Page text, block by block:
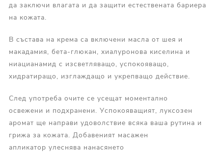
да заключи влагата и да защити естествената бариера
на кожата.
В състава на крема са включени масла от шея и
макадамия, бета-глюкан, хиалуронова киселина и
ниацианамид с изсветляващо, успокояващо,
хидратиращо, изглаждащо и укрепващо действие.
След употреба очите се усещат моментално
освежени и подхранени. Успокояващият, луксозен
аромат ще направи удоволствие всяка ваша рутина и
грижа за кожата. Добавеният масажен
апликатор улеснява нанасянето